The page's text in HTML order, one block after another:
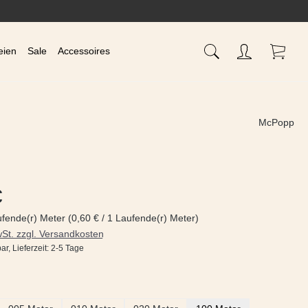
Sale Accessoires
McPopp
Meter (0,60 € / 1 Laufende(r) Meter)
zzgl. Versandkosten
Lieferzeit: 2-5 Tage